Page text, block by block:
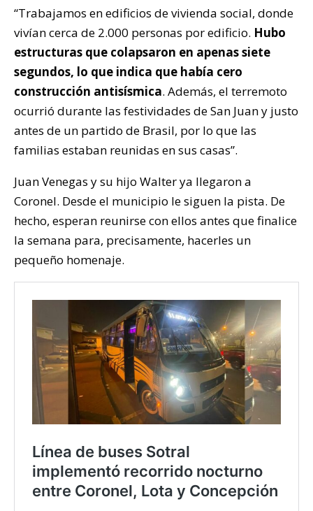
“Trabajamos en edificios de vivienda social, donde
vivían cerca de 2.000 personas por edificio. Hubo
estructuras que colapsaron en apenas siete
segundos, lo que indica que había cero
construcción antisísmica. Además, el terremoto
ocurrió durante las festividades de San Juan y justo
antes de un partido de Brasil, por lo que las
familias estaban reunidas en sus casas”.
Juan Venegas y su hijo Walter ya llegaron a
Coronel. Desde el municipio le siguen la pista. De
hecho, esperan reunirse con ellos antes que finalice
la semana para, precisamente, hacerles un
pequeño homenaje.